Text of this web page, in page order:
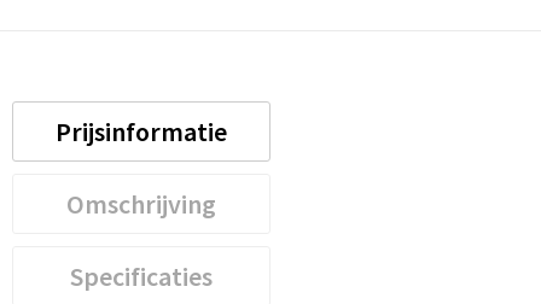
Prijsinformatie
Omschrijving
Specificaties